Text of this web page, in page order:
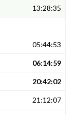
13:28:35
05:44:53
06:14:59
20:42:02
21:12:07